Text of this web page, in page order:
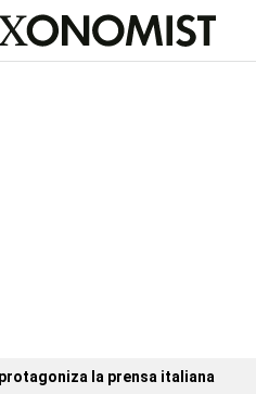
la prensa italiana